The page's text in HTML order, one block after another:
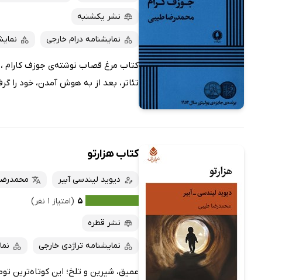
نشر یکشنبه
نمایشنامه درام خارجی
کتاب مرغ قصاب نوشته‌ی جوزف کارام
تئاتر، بعد از به هوش آمدن، خود را
کتاب هزارتو
دیوید لیندسی آبیر
۵ (امتیاز ۱ نفر)
نشر قطره
نمایشنامه تراژدی خارجی
عمیق، شیرین و تلخ؛ این کوتاه‌ترین